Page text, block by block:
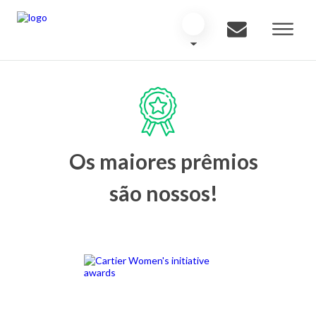
Os maiores prêmios
são nossos!